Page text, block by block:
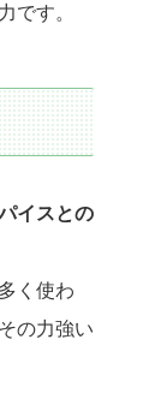
です。
イスとの
く使わ
の力強い